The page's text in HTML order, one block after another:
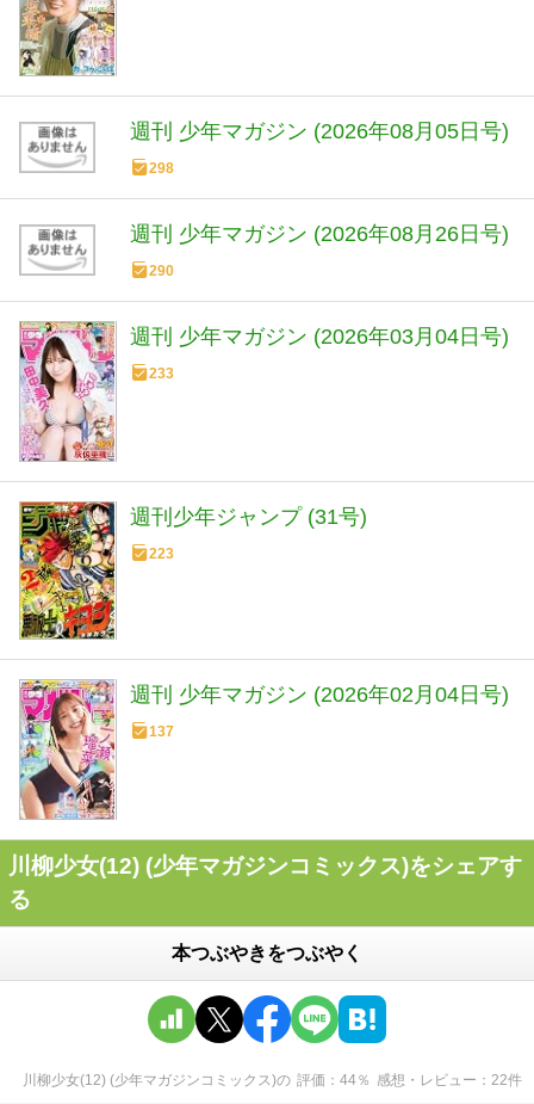
週刊 少年マガジン (2026年08月05日号)
298
週刊 少年マガジン (2026年08月26日号)
290
週刊 少年マガジン (2026年03月04日号)
233
週刊少年ジャンプ (31号)
223
週刊 少年マガジン (2026年02月04日号)
137
川柳少女(12) (少年マガジンコミックス)をシェアす
る
本つぶやきをつぶやく
川柳少女(12) (少年マガジンコミックス)の 評価 44％ 感想・レビュー 22件